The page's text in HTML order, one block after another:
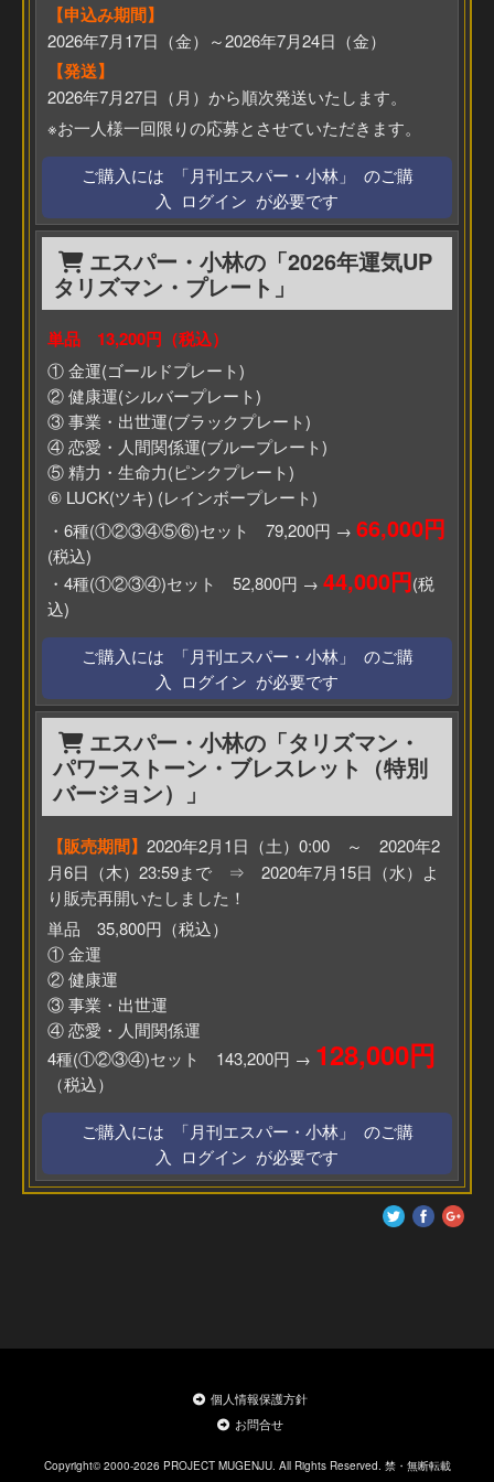
【申込み期間】
2026年7月17日（金）～2026年7月24日（金）
【発送】
2026年7月27日（月）から順次発送いたします。
※お一人様一回限りの応募とさせていただきます。
ご購入には 「月刊エスパー・小林」 のご購
入 ログイン が必要です
エスパー・小林の「2026年運気UP
タリズマン・プレート」
単品 13,200円（税込）
① 金運(ゴールドプレート)
② 健康運(シルバープレート)
③ 事業・出世運(ブラックプレート)
④ 恋愛・人間関係運(ブループレート)
⑤ 精力・生命力(ピンクプレート)
⑥ LUCK(ツキ) (レインボープレート)
・6種(①②③④⑤⑥)セット 79,200円 → 66,000円
(税込)
・4種(①②③④)セット 52,800円 → 44,000円(税
込)
ご購入には 「月刊エスパー・小林」 のご購
入 ログイン が必要です
エスパー・小林の「タリズマン・
パワーストーン・ブレスレット（特別
バージョン）」
【販売期間】 2020年2月1日（土）0:00 ～ 2020年2
月6日（木）23:59まで ⇒ 2020年7月15日（水）よ
り販売再開いたしました！
単品 35,800円（税込）
① 金運
② 健康運
③ 事業・出世運
④ 恋愛・人間関係運
4種(①②③④)セット 143,200円 → 128,000円
（税込）
ご購入には 「月刊エスパー・小林」 のご購
入 ログイン が必要です
個人情報保護方針
お問合せ
Copyright© 2000-2026 PROJECT MUGENJU. All Rights Reserved. 禁・無断転載